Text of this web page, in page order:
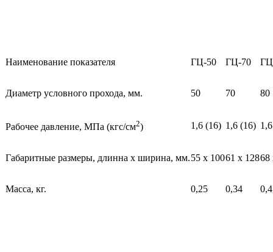
Наименование показателя ГЦ-50 ГЦ-70
Диаметр условного прохода, мм. 50 70 80
Рабочее давление, МПа (кгс/см2) 1,6 (16) 1,6 (16)
Габаритные размеры, длинна х ширина, мм.55 х 10061 х 12868
Масса, кг. 0,25 0,34